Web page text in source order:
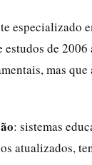
especializado
de
mas
: sistemas
atualizados,